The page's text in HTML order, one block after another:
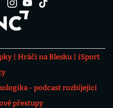
Hráči na Blesku
iSport
- podcast rozbíjející
přestupy